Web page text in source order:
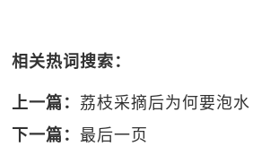
相关热词搜索：
上一篇： 荔枝采摘后为何要泡水
下一篇：最后一页